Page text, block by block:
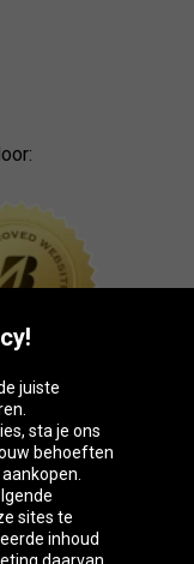
juiste
sta je ons
behoeften
sites te
inhoud